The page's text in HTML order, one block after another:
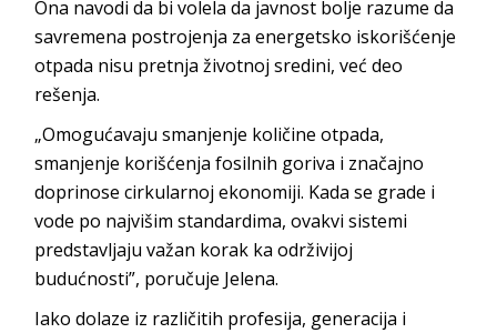
Ona navodi da bi volela da javnost bolje razume da
savremena postrojenja za energetsko iskorišćenje
otpada nisu pretnja životnoj sredini, već deo
rešenja.
„Omogućavaju smanjenje količine otpada,
smanjenje korišćenja fosilnih goriva i značajno
doprinose cirkularnoj ekonomiji. Kada se grade i
vode po najvišim standardima, ovakvi sistemi
predstavljaju važan korak ka održivijoj
budućnosti”, poručuje Jelena.
Iako dolaze iz različitih profesija, generacija i